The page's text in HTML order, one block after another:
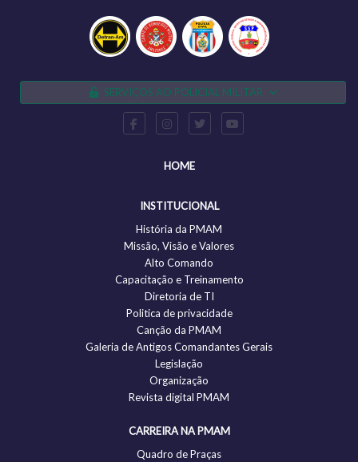
SERVIÇOS AO POLICIAL MILITAR
HOME
INSTITUCIONAL
História da PMAM
Missão, Visão e Valores
Alto Comando
Capacitação e Treinamento
Diretoria de TI
Politica de privacidade
Canção da PMAM
Galeria de Antigos Comandantes Gerais
Legislação
Organização
Revista digital PMAM
CARREIRA NA PMAM
Quadro de Praças